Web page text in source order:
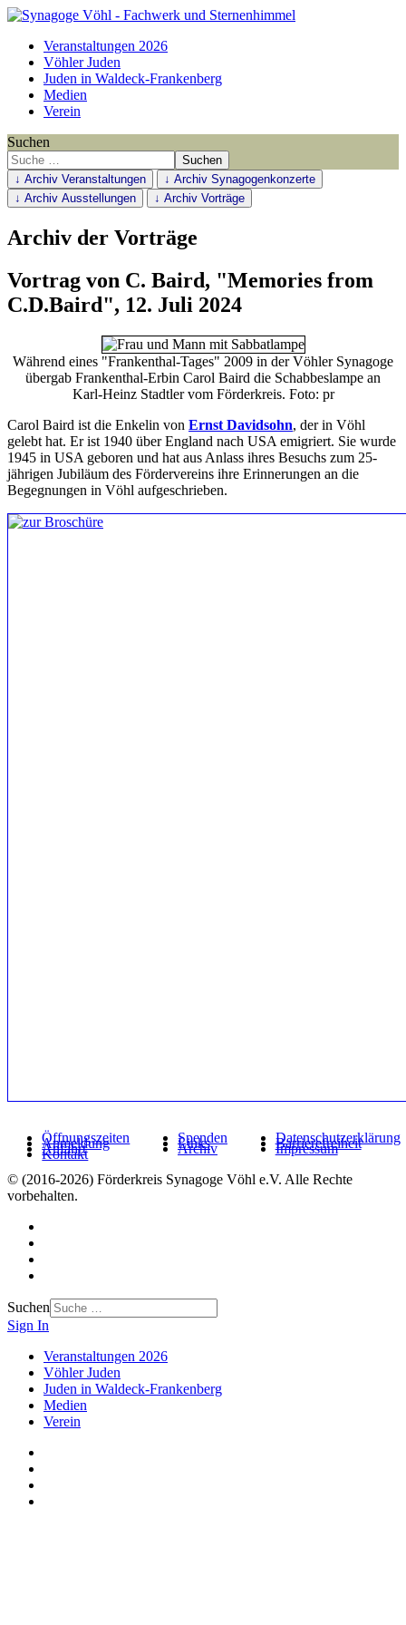
Veranstaltungen 2026
Vöhler Juden
Juden in Waldeck-Frankenberg
Medien
Verein
Suchen
Suchen
↓ Archiv Veranstaltungen
↓ Archiv Synagogenkonzerte
↓ Archiv Ausstellungen
↓ Archiv Vorträge
Archiv der Vorträge
Vortrag von C. Baird, "Memories from
C.D.Baird", 12. Juli 2024
Während eines "Frankenthal-Tages" 2009 in der Vöhler Synagoge
übergab Frankenthal-Erbin Carol Baird die Schabbeslampe an
Karl-Heinz Stadtler vom Förderkreis. Foto: pr
Carol Baird ist die Enkelin von Ernst Davidsohn, der in Vöhl
gelebt hat. Er ist 1940 über England nach USA emigriert. Sie wurde
1945 in USA geboren und hat aus Anlass ihres Besuchs zum 25-
jährigen Jubiläum des Fördervereins ihre Erinnerungen an die
Begegnungen in Vöhl aufgeschrieben.
Öffnungszeiten
Anmeldung
Anfahrt
Kontakt
Spenden
Links
Archiv
Datenschutzerklärung
Barrierefreiheit
Impressum
© (2016-2026) Förderkreis Synagoge Vöhl e.V. Alle Rechte
vorbehalten.
Suchen
Sign In
Veranstaltungen 2026
Vöhler Juden
Juden in Waldeck-Frankenberg
Medien
Verein